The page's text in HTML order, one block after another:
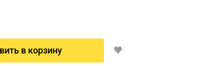
в корзину